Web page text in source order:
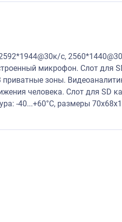
с,
микрофон. Слот для
зоны.
человека. Слот для SD
-40...+60°C, размеры